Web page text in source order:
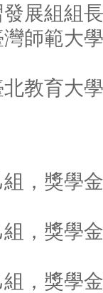
發展組組
灣師範大
北教育大
，獎學
元/組及學習證明乙
元/組及學習證明乙